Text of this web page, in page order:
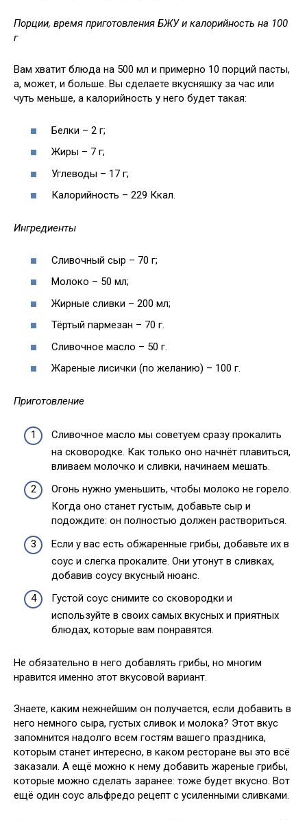
Порции, время приготовления БЖУ и калорийность на 100
г
Вам хватит блюда на 500 мл и примерно 10 порций пасты,
а, может, и больше. Вы сделаете вкусняшку за час или
чуть меньше, а калорийность у него будет такая:
Белки – 2 г;
Жиры – 7 г;
Углеводы – 17 г;
Калорийность – 229 Ккал.
Ингредиенты
Сливочный сыр – 70 г;
Молоко – 50 мл;
Жирные сливки – 200 мл;
Тёртый пармезан – 70 г.
Сливочное масло – 50 г.
Жареные лисички (по желанию) – 100 г.
Приготовление
Сливочное масло мы советуем сразу прокалить
на сковородке. Как только оно начнёт плавиться,
вливаем молочко и сливки, начинаем мешать.
Огонь нужно уменьшить, чтобы молоко не горело.
Когда оно станет густым, добавьте сыр и
подождите: он полностью должен раствориться.
Если у вас есть обжаренные грибы, добавьте их в
соус и слегка прокалите. Они утонут в сливках,
добавив соусу вкусный нюанс.
Густой соус снимите со сковородки и
используйте в своих самых вкусных и приятных
блюдах, которые вам понравятся.
Не обязательно в него добавлять грибы, но многим
нравится именно этот вкусовой вариант.
Знаете, каким нежнейшим он получается, если добавить в
него немного сыра, густых сливок и молока? Этот вкус
запомнится надолго всем гостям вашего праздника,
которым станет интересно, в каком ресторане вы это всё
заказали. А ещё можно к нему добавить жареные грибы,
которые можно сделать заранее: тоже будет вкусно. Вот
ещё один соус альфредо рецепт с усиленными сливками.